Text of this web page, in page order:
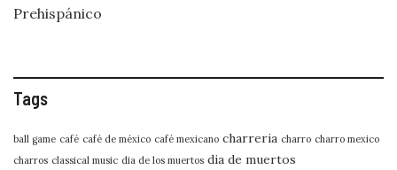
Prehispánico
Tags
ball game café café de méxico café mexicano charreria charro charro mexico
charros classical music dia de los muertos dia de muertos